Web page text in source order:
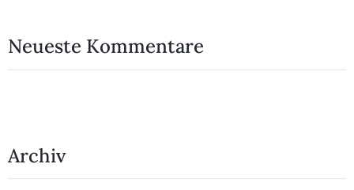
Neueste Kommentare
Archiv